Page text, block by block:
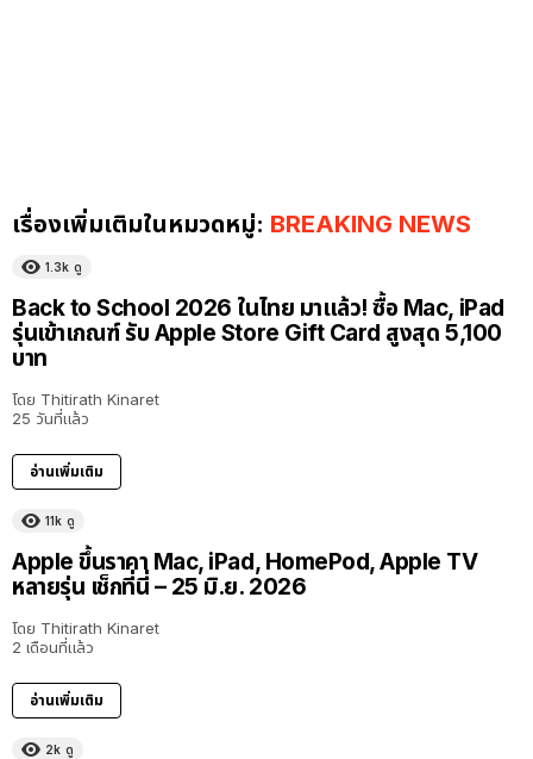
เรื่องเพิ่มเติมในหมวดหมู่: BREAKING NEWS
1.3k ดู
Back to School 2026 ในไทย มาแล้ว! ซื้อ Mac, iPad
รุ่นเข้าเกณฑ์ รับ Apple Store Gift Card สูงสุด 5,100
บาท
โดย Thitirath Kinaret
25 วันที่แล้ว
อ่านเพิ่มเติม
11k ดู
Apple ขึ้นราคา Mac, iPad, HomePod, Apple TV
หลายรุ่น เช็กที่นี่ – 25 มิ.ย. 2026
โดย Thitirath Kinaret
2 เดือนที่แล้ว
อ่านเพิ่มเติม
2k ดู